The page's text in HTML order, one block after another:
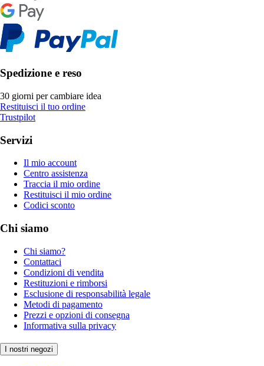
Spedizione e reso
30 giorni per cambiare idea
Restituisci il tuo ordine
Trustpilot
Servizi
Il mio account
Centro assistenza
Traccia il mio ordine
Restituisci il mio ordine
Codici sconto
Chi siamo
Chi siamo?
Contattaci
Condizioni di vendita
Restituzioni e rimborsi
Esclusione di responsabilità legale
Metodi di pagamento
Prezzi e opzioni di consegna
Informativa sulla privacy
I nostri negozi